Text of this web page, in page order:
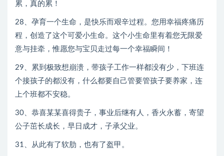
累，真的累！
28、孕育一个生命，是快乐而艰辛过程。您用幸福疼痛历
程，创造了这个可爱小生命。这个小生命里有着您无限爱
意与挂牵，惟愿您与宝贝走过每一个幸福瞬间！
29、累到极致想崩溃，带孩子工作一样都没有少，下班连
个接孩子的都没有，什么都要自己管要管孩子要养家，连
上个班都不安稳。
30、恭喜某某喜得贵子，事业后继有人，香火永蓄，寄望
公子茁长成长，早日成才，子承父业。
31、从此有了软肋，也有了盔甲。